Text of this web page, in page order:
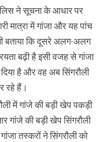
ने सूचना के आधार पर
मात्रा में गांजा और यह पांच
बताया कि दूसरे अलग-अलग
बढ़ी है इसी वजह से गांजा
है और वह अब सिंगरौली
रहे हैं।
में गांजे की बड़ी खेप पकड़ी
गांजे की बड़ी खेप सिंगरौली
तस्करों ने सिंगरौली को